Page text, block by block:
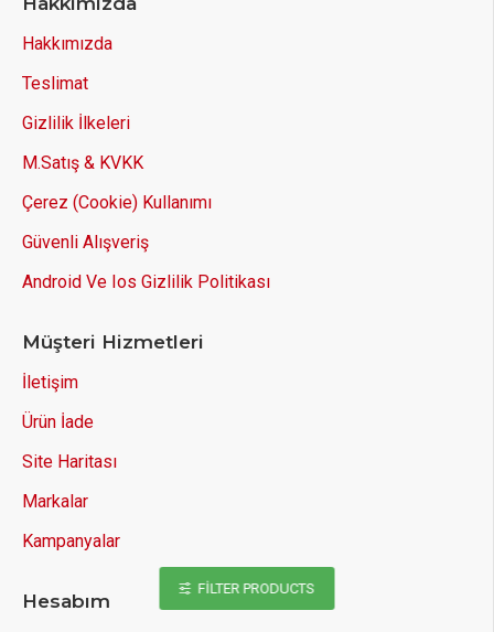
Hakkımızda
Teslimat
Gizlilik İlkeleri
M.Satış & KVKK
Çerez (Cookie) Kullanımı
Güvenli Alışveriş
Android Ve Ios Gizlilik Politikası
Müşteri Hizmetleri
İletişim
Ürün İade
Site Haritası
Markalar
Kampanyalar
Hesabım
FILTER PRODUCTS